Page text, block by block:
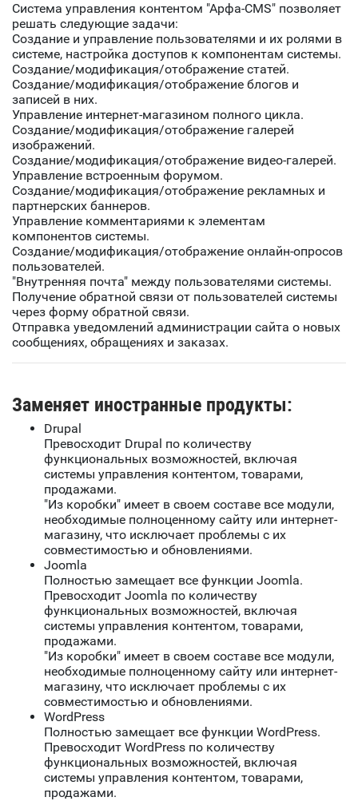
Система управления контентом "Арфа-CMS" позволяет
решать следующие задачи:
Создание и управление пользователями и их ролями в
системе, настройка доступов к компонентам системы.
Создание/модификация/отображение статей.
Создание/модификация/отображение блогов и
записей в них.
Управление интернет-магазином полного цикла.
Создание/модификация/отображение галерей
изображений.
Создание/модификация/отображение видео-галерей.
Управление встроенным форумом.
Создание/модификация/отображение рекламных и
партнерских баннеров.
Управление комментариями к элементам
компонентов системы.
Создание/модификация/отображение онлайн-опросов
пользователей.
"Внутренняя почта" между пользователями системы.
Получение обратной связи от пользователей системы
через форму обратной связи.
Отправка уведомлений администрации сайта о новых
сообщениях, обращениях и заказах.
Заменяет иностранные продукты:
Drupal
Превосходит Drupal по количеству
функциональных возможностей, включая
системы управления контентом, товарами,
продажами.
"Из коробки" имеет в своем составе все модули,
необходимые полноценному сайту или интернет-
магазину, что исключает проблемы с их
совместимостью и обновлениями.
Joomla
Полностью замещает все функции Joomla.
Превосходит Joomla по количеству
функциональных возможностей, включая
системы управления контентом, товарами,
продажами.
"Из коробки" имеет в своем составе все модули,
необходимые полноценному сайту или интернет-
магазину, что исключает проблемы с их
совместимостью и обновлениями.
WordPress
Полностью замещает все функции WordPress.
Превосходит WordPress по количеству
функциональных возможностей, включая
системы управления контентом, товарами,
продажами.